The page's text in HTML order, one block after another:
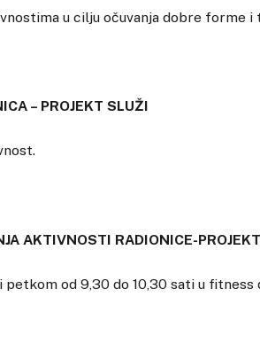
u cilju očuvanja dobre forme i
– PROJEKT SLUŽI
AKTIVNOSTI RADIONICE-
petkom od 9,30 do 10,30 sati u